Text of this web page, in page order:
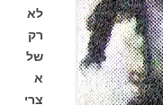
לא
רק
של
א
צרי